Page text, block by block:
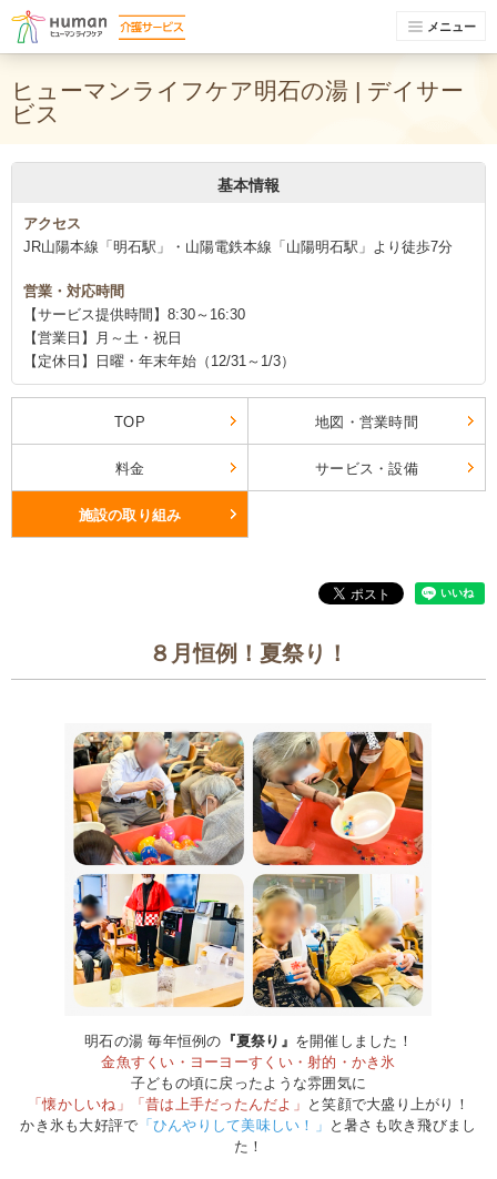
メニュー
ヒューマンライフケア明石の湯 | デイサー
ビス
基本情報
アクセス
JR山陽本線「明石駅」・山陽電鉄本線「山陽明石駅」より徒歩7分
営業・対応時間
【サービス提供時間】8:30～16:30
【営業日】月～土・祝日
【定休日】日曜・年末年始（12/31～1/3）
TOP 地図・営業時間
料金 サービス・設備
施設の取り組み
８月恒例！夏祭り！
明石の湯 毎年恒例の 『夏祭り』 を開催しました！
金魚すくい・ヨーヨーすくい・射的・かき氷
子どもの頃に戻ったような雰囲気に
「懐かしいね」「昔は上手だったんだよ」 と笑顔で大盛り上がり！
かき氷も大好評で 「ひんやりして美味しい！」 と暑さも吹き飛びまし
た！